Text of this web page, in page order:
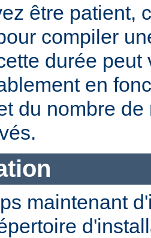
être patient,
compiler
durée peut
en
du nombre
maintenant